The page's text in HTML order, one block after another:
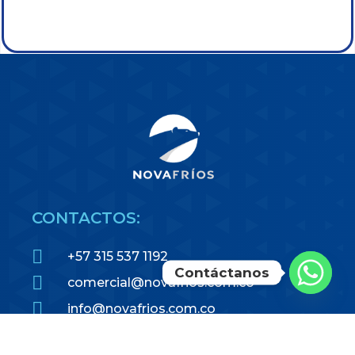
CONTACTOS:
+57 315 537 1192
comercial@novafrios.com.co
info@novafrios.com.co
Contáctanos